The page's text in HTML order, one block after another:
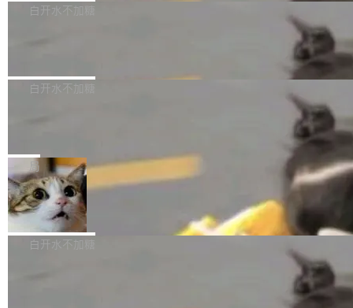
整性保护。效果是：吞吐量提升 41%，每 token
让语音识别不再只是听清，而是真正听懂。通过
w 不要求标准普通话，方言识别覆盖粤语、吴语
新和少量网页兼容性修复版本。 Changes/fixe
容提供的字体时出现的几个问题 为避免音频加
质的最低采样率）的音频格式将被拒绝 修复了 C
SS 圆角虚线样式中可能存在的问题 如果表单中
的图像元素不在同一个子树中，则它们将不再关
联 加...
白开水不加糖
发布的 Release Notes，他利用 AI 工具（如 Co
最强的若干项。对于尚未正式发版的 PG 19，则
通过拉取过去一年内（从 PG 18 Beta1 时间点
至今）的所有 commit，同样交由 AI 分析提炼。
经过人工复核，准确度令人满意。这一方法也为
社区爱好者提供了高效跟踪新版本的思路。
白开水不加糖
维护工作一直与我的日常工作、家务、社交生活
和休闲娱乐竞争时间。" 这是 libexpat 维护者 S
ebastian Pipping 写在博客里的话。8 月 4 日，
他宣布了一个新消息：从 2026 年 8 月 1 日起，
他可以全职维护 libexpat 了，最长 6 个月。发
局
Firefox 153.0.3 发布
Firefox 153.0.3 现已发布，具体更新内容如
下： New Smart Window 包含多项增强功能：
白开水不加糖